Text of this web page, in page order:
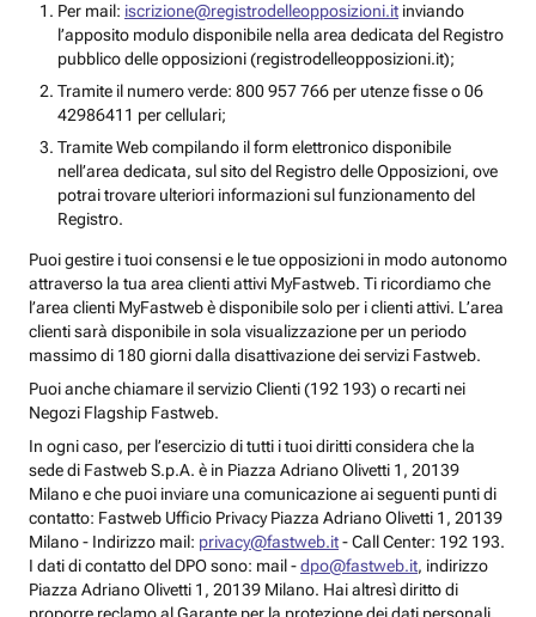
Per mail: iscrizione@registrodelleopposizioni.it inviando
l’apposito modulo disponibile nella area dedicata del Registro
pubblico delle opposizioni (registrodelleopposizioni.it);
Tramite il numero verde: 800 957 766 per utenze fisse o 06
42986411 per cellulari;
Tramite Web compilando il form elettronico disponibile
nell’area dedicata, sul sito del Registro delle Opposizioni, ove
potrai trovare ulteriori informazioni sul funzionamento del
Registro.
Puoi gestire i tuoi consensi e le tue opposizioni in modo autonomo
attraverso la tua area clienti attivi MyFastweb. Ti ricordiamo che
l’area clienti MyFastweb è disponibile solo per i clienti attivi. L’area
clienti sarà disponibile in sola visualizzazione per un periodo
massimo di 180 giorni dalla disattivazione dei servizi Fastweb.
Puoi anche chiamare il servizio Clienti (192 193) o recarti nei
Negozi Flagship Fastweb.
In ogni caso, per l’esercizio di tutti i tuoi diritti considera che la
sede di Fastweb S.p.A. è in Piazza Adriano Olivetti 1, 20139
Milano e che puoi inviare una comunicazione ai seguenti punti di
contatto: Fastweb Ufficio Privacy Piazza Adriano Olivetti 1, 20139
Milano - Indirizzo mail: privacy@fastweb.it- Call Center: 192 193.
I dati di contatto del DPO sono: mail -dpo@fastweb.it, indirizzo
Piazza Adriano Olivetti 1, 20139 Milano. Hai altresì diritto di